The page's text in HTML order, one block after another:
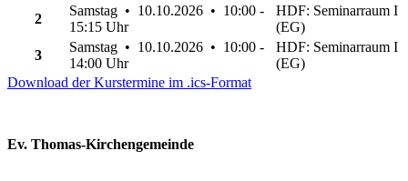
2
Samstag • 10.10.2026 • 10:00 -
15:15 Uhr
HDF: Seminarraum I
(EG)
3
Samstag • 10.10.2026 • 10:00 -
14:00 Uhr
HDF: Seminarraum I
(EG)
Download der Kurstermine im .ics-Format
Ev. Thomas-Kirchengemeinde